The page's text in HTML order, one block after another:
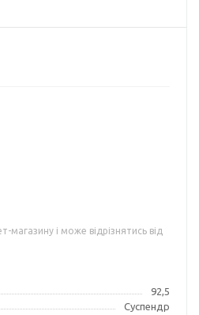
магазину і може відрізнятись від
92,5
Суспендр